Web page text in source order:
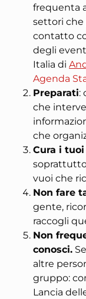
frequenta
settori
contatto
degli
Italia di
Agenda
Preparati:
che
che
Cura i tuoi
vuoi che
Non fare
gente,
raccogli
Non
conosci.
altre
gruppo:
Lancia